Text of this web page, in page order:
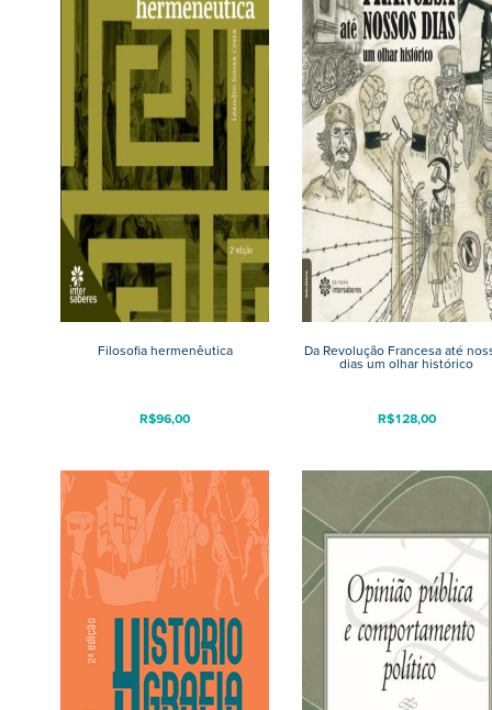
Filosofia hermenêutica
R$96,00
Da Revolução Francesa até
dias um olhar histórico
R$128,00